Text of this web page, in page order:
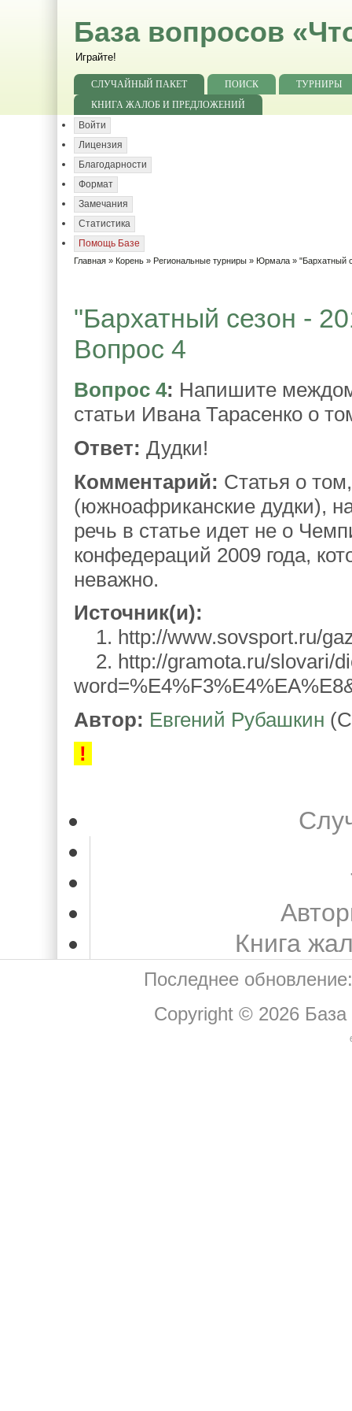
База вопросов
Играйте!
СЛУЧАЙНЫЙ ПАКЕТ ПОИСК
ТУРНИРЫ
КНИГА ЖАЛОБ И ПРЕДЛОЖЕНИЙ
Войти
Лицензия
Благодарности
Формат
Замечания
Статистика
Помощь Базе
Главная » Корень » Региональные турниры » Юрмала » "Бархатный
"Бархатный сезон -
Вопрос 4
Вопрос 4: Напишите
статьи Ивана Тарасенко о
Ответ: Дудки!
Комментарий: Статья о
(южноафриканские дудки),
речь в статье идет не о
конфедераций 2009 года,
неважно.
Источник(и):
1. http://www.sovsport.ru/
2. http://gramota.ru/slovari/
Автор: Евгений Рубашкин
!
Книга
Последнее
Copyright © 2026 База